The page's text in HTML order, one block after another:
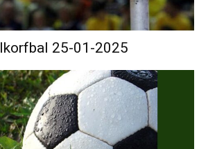
25-01-2025